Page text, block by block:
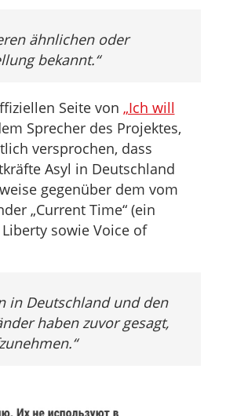
ähnlichen oder
bekannt.“
Seite von „Ich will
Sprecher des Projektes,
versprochen, dass
Asyl in Deutschland
gegenüber dem vom
„Current Time“ (ein
sowie Voice of
in Deutschland und den
haben zuvor gesagt,